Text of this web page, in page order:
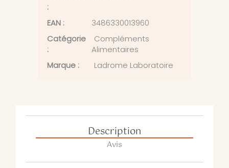
:
EAN :
3486330013960
Catégorie
:
Compléments
Alimentaires
Marque :
Ladrome Laboratoire
Description
Avis